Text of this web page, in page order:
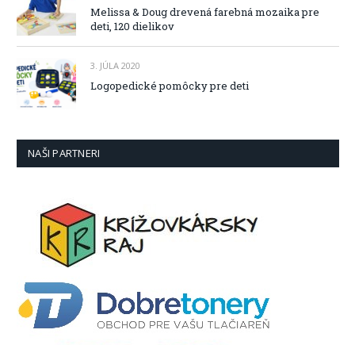
Melissa & Doug drevená farebná mozaika pre
deti, 120 dielikov
3. JÚLA 2020
Logopedické pomôcky pre deti
NAŠI PARTNERI